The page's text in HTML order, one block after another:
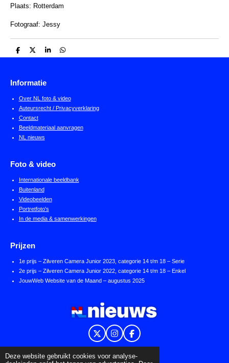
Deze website gebruikt cookies voor analyse-
Plaats: Rotterdam
Fotograaf: Jessy
D
e
n
D
e
S
h
D
e
Informatie
Over NL foto & video
Auteursrecht / Privacyverklaring
Contact
Beeldmateriaal aanvragen
NL nieuws
Foto & video
Internationale beeldbank
Buitenland
Videobeelden
Portretfoto's
In de media & samenwerkingen
Prijzen
1e prijs – Zilveren Camera Junior 2023, categorie 14 t/m 18 – Serie
2e prijs – Zilveren Camera Junior 2022, categorie 14 t/m 18 – Enkel
JouwWeb Website van de Maand – augustus 2025
X
I
n
t
F
a
e